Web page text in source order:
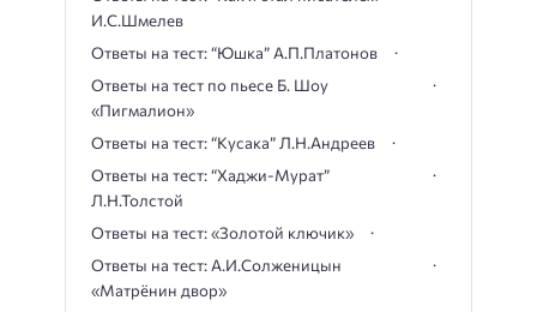
И.С.Шмелев
Ответы на тест: “Юшка” А.П.Платонов
Ответы на тест по пьесе Б. Шоу
«Пигмалион»
Ответы на тест: “Кусака” Л.Н.Андреев
Ответы на тест: “Хаджи-Мурат”
Л.Н.Толстой
Ответы на тест: «Золотой ключик»
Ответы на тест: А.И.Солженицын
«Матрёнин двор»